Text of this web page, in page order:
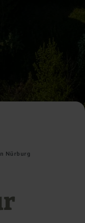
Nürburg